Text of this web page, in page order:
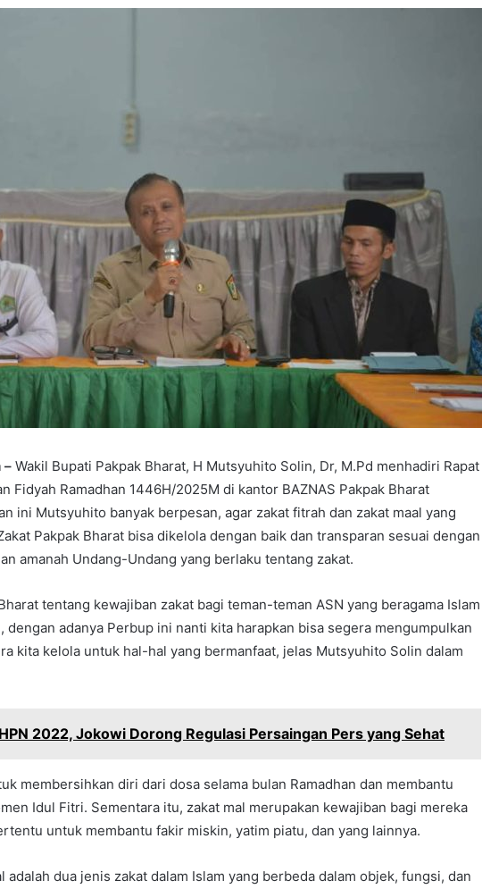
– Wakil Bupati Pakpak Bharat, H Mutsyuhito Solin, Dr, M.Pd menhadiri Rapat
Fidyah Ramadhan 1446H/2025M di kantor BAZNAS Pakpak Bharat
ini Mutsyuhito banyak berpesan, agar zakat fitrah dan zakat maal yang
Pakpak Bharat bisa dikelola dengan baik dan transparan sesuai dengan
amanah Undang-Undang yang berlaku tentang zakat.
tentang kewajiban zakat bagi teman-teman ASN yang beragama Islam
dengan adanya Perbup ini nanti kita harapkan bisa segera mengumpulkan
kita kelola untuk hal-hal yang bermanfaat, jelas Mutsyuhito Solin dalam
2022, Jokowi Dorong Regulasi Persaingan Pers yang Sehat
membersihkan diri dari dosa selama bulan Ramadhan dan membantu
Idul Fitri. Sementara itu, zakat mal merupakan kewajiban bagi mereka
untuk membantu fakir miskin, yatim piatu, dan yang lainnya.
adalah dua jenis zakat dalam Islam yang berbeda dalam objek, fungsi, dan